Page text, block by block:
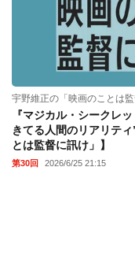
宇野維正の「映画のことは監
『マジカル・シークレ
きてる人間のリアリテ
とは監督に訊け」】
第30回 2026/6/25 21:15